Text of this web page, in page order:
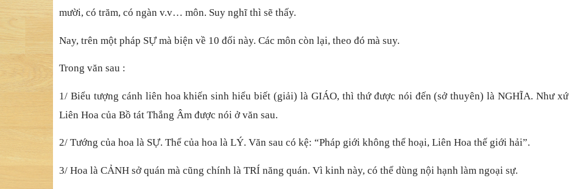
mười, có trăm, có ngàn v.v… môn. Suy nghĩ thì sẽ thấy.
Nay, trên một pháp SỰ mà biện về 10 đối này. Các môn còn lại, theo đó mà suy.
Trong văn sau :
1/ Biểu tượng cánh liên hoa khiến sinh hiểu biết (giải) là GIÁO, thì thứ được nói đến (sở thuyên) là NGHĨA. Như xứ
Liên Hoa của Bồ tát Thắng Âm được nói ở văn sau.
2/ Tướng của hoa là SỰ. Thể của hoa là LÝ. Văn sau có kệ: “Pháp giới không thể hoại, Liên Hoa thế giới hải”.
3/ Hoa là CẢNH sở quán mà cũng chính là TRÍ năng quán. Vì kinh này, có thể dùng nội hạnh làm ngoại sự.